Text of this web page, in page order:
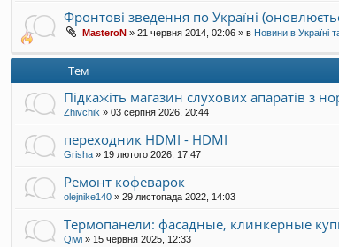
Фронтові зведення по Україні
MasteroN » 21 червня 2014, 02:06 » в Новини в Україні та
Тем
Підкажіть магазин слухових апаратів з
Zhivchik » 03 серпня 2026, 20:44
переходник HDMI - HDMI
Grisha » 19 лютого 2026, 17:47
Ремонт кофеварок
olejnike140 » 29 листопада 2022, 14:03
Термопанели: фасадные, клинкерные
Qiwi » 15 червня 2025, 12:33